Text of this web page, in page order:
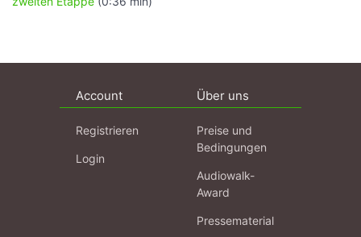
Account
Registrieren
Login
Über uns
Preise und
Bedingungen
Audiowalk-
Award
Pressematerial